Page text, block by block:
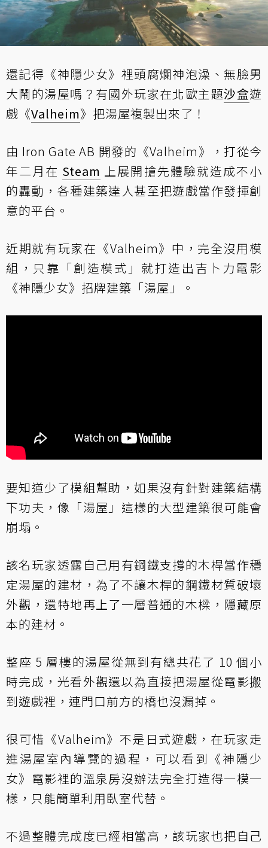
還記得《神隱少女》裡頭腐爛神泡澡、無臉男
大鬧的湯屋嗎？有國外玩家在北歐主題沙盒遊
戲《Valheim》把湯屋複製出來了！
由 Iron Gate AB 開發的《Valheim》，打從今
年二月在 Steam 上展開搶先體驗就造成不小
的轟動，各種建築達人甚至把遊戲當作發揮創
意的平台。
近期就有玩家在《Valheim》中，完全沒用模
組，只靠「創造模式」就打造出吉卜力電影
《神隱少女》招牌建築「湯屋」。
要知道少了模組幫助，如果沒有針對建築結構
下功夫，像「湯屋」這樣的大型建築很可能會
崩塌。
該名玩家透露自己用有鋼鐵支撐的木桿當作穩
定湯屋的建材，為了不讓木桿的鋼鐵材質破壞
外觀，還特地再上了一層普通的木樑，隱藏原
本的建材。
整座 5 層樓的湯屋從無到有總共花了 10 個小
時完成，光看外觀還以為直接把湯屋從電影搬
到遊戲裡，連門口前方的橋也沒漏掉。
很可惜《Valheim》不是日式遊戲，在玩家走
進湯屋室內導覽的過程，可以看到《神隱少
女》電影裡的溫泉房沒辦法完全打造得一模一
樣，只能簡單利用臥室代替。
不過整體完成度已經相當高，該玩家也把自己